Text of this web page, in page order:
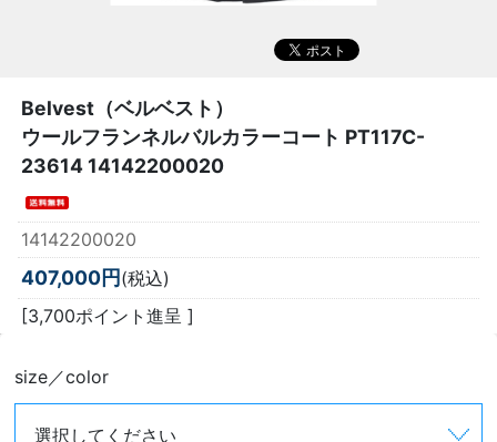
Belvest（ベルベスト）
ウールフランネルバルカラーコート PT117C-
23614 14142200020
14142200020
407,000円 (税込)
[3,700ポイント進呈 ]
size／color